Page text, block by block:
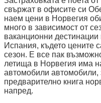
свържат в офисите си
наем цени в Норвегия
много в зависимост от
ваканционни
Испания, където цените
сезон. Е все пак
летища в Норвегия има
автомобили автомобили,
предварително книга
напред.